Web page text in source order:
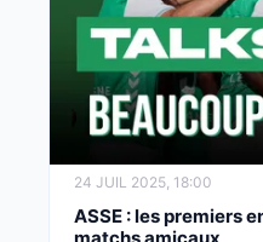
24 JUIL 2025, 18:00
ASSE : les premiers